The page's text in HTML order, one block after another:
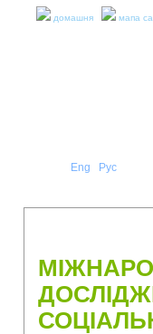
домашня мапа
Eng Рус